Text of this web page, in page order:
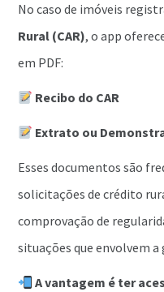
No caso de imóveis
Rural (CAR), o app
em PDF:
Recibo do CAR
Extrato ou
Esses documentos são
solicitações de crédito
comprovação de
situações que envolvem
A vantagem é ter